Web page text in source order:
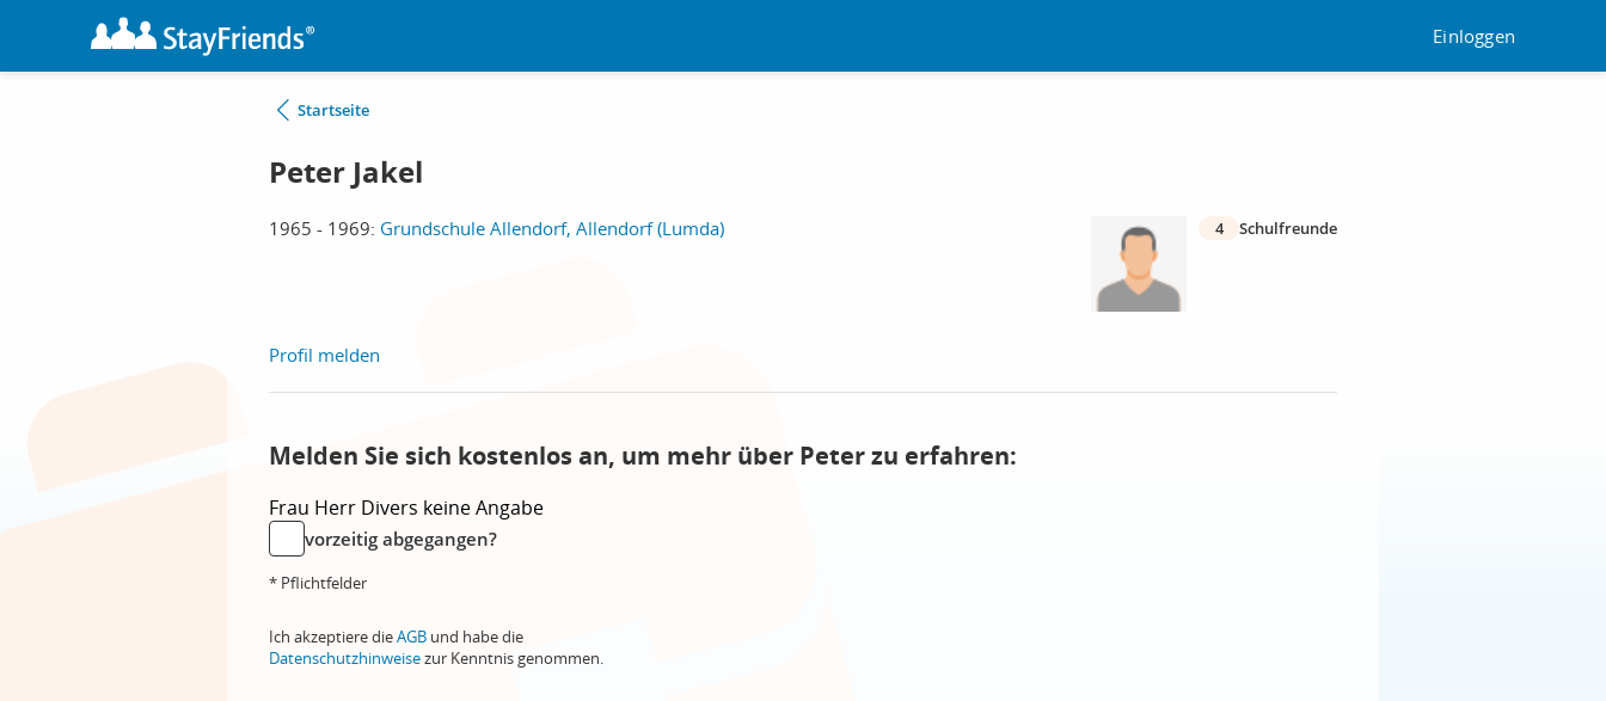
Einloggen
Startseite
Peter Jakel
1965 - 1969: Grundschule Allendorf, Allendorf (Lumda) 4 Schulfreunde
Profil melden
Melden Sie sich kostenlos an, um mehr über Peter zu erfahren:
Frau Herr Divers keine Angabe
vorzeitig abgegangen?
* Pflichtfelder
Ich akzeptiere dieAGB und habe die
Datenschutzhinweisezur Kenntnis genommen.